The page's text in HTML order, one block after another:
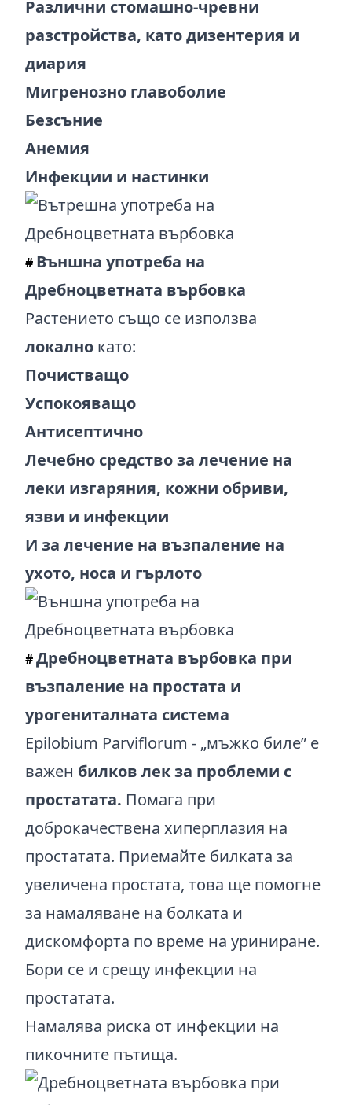
Различни стомашно-чревни
разстройства, като дизентерия и
диария
Мигренозно главоболие
Безсъние
Анемия
Инфекции и настинки
# Външна употреба на
Дребноцветната върбовка
Растението също се използва
локално като:
Почистващо
Успокояващо
Антисептично
Лечебно средство за лечение на
леки изгаряния, кожни обриви,
язви и инфекции
И за лечение на възпаление на
ухото, носа и гърлото
#Дребноцветната върбовка при
възпаление на простата и
урогениталната система
Epilobium Parviflorum - „мъжко биле” е
важен билков лек за проблеми с
простатата. Помага при
доброкачествена хиперплазия на
простатата. Приемайте билката за
увеличена простата, това ще помогне
за намаляване на болката и
дискомфорта по време на уриниране.
Бори се и срещу инфекции на
простатата.
Намалява риска от инфекции на
пикочните пътища.